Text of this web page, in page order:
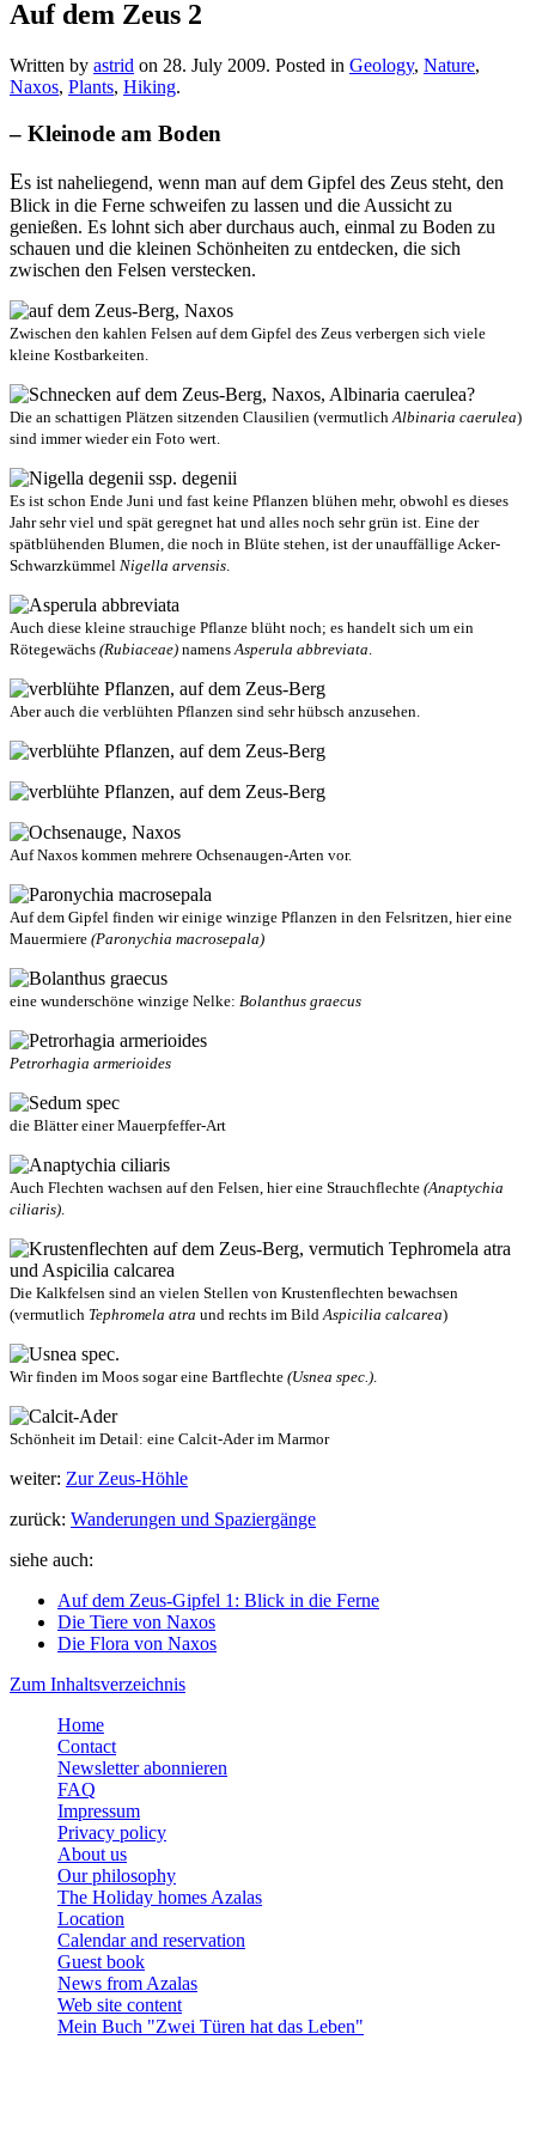
Auf dem Zeus 2
Written by astrid on 28. July 2009. Posted in Geology, Nature,
Naxos, Plants, Hiking.
– Kleinode am Boden
Es ist naheliegend, wenn man auf dem Gipfel des Zeus steht, den
Blick in die Ferne schweifen zu lassen und die Aussicht zu
genießen. Es lohnt sich aber durchaus auch, einmal zu Boden zu
schauen und die kleinen Schönheiten zu entdecken, die sich
zwischen den Felsen verstecken.
Zwischen den kahlen Felsen auf dem Gipfel des Zeus verbergen sich viele
kleine Kostbarkeiten.
Die an schattigen Plätzen sitzenden Clausilien (vermutlichAlbinaria caerulea)
sind immer wieder ein Foto wert.
Es ist schon Ende Juni und fast keine Pflanzen blühen mehr, obwohl es dieses
Jahr sehr viel und spät geregnet hat und alles noch sehr grün ist. Eine der
spätblühenden Blumen, die noch in Blüte stehen, ist der unauffällige Acker-
Schwarzkümmel Nigella arvensis.
Auch diese kleine strauchige Pflanze blüht noch; es handelt sich um ein
Rötegewächs (Rubiaceae) namensAsperula abbreviata.
Aber auch die verblühten Pflanzen sind sehr hübsch anzusehen.
Auf Naxos kommen mehrere Ochsenaugen-Arten vor.
Auf dem Gipfel finden wir einige winzige Pflanzen in den Felsritzen, hier eine
Mauermiere (Paronychia macrosepala)
eine wunderschöne winzige Nelke: Bolanthus graecus
Petrorhagia armerioides
die Blätter einer Mauerpfeffer-Art
Auch Flechten wachsen auf den Felsen, hier eine Strauchflechte (Anaptychia
ciliaris).
Die Kalkfelsen sind an vielen Stellen von Krustenflechten bewachsen
(vermutlich Tephromela atra und rechts im BildAspicilia calcarea)
Wir finden im Moos sogar eine Bartflechte (Usnea spec.).
Schönheit im Detail: eine Calcit-Ader im Marmor
weiter: Zur Zeus-Höhle
zurück: Wanderungen und Spaziergänge
siehe auch:
Auf dem Zeus-Gipfel 1: Blick in die Ferne
Die Tiere von Naxos
Die Flora von Naxos
Zum Inhaltsverzeichnis
Home
Contact
Newsletter abonnieren
FAQ
Impressum
Privacy policy
About us
Our philosophy
The Holiday homes Azalas
Location
Calendar and reservation
Guest book
News from Azalas
Web site content
Mein Buch "Zwei Türen hat das Leben"